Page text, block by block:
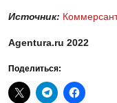
Источник:
Agentura.ru 2022
Поделиться: